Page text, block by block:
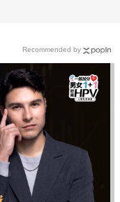
Recommended by